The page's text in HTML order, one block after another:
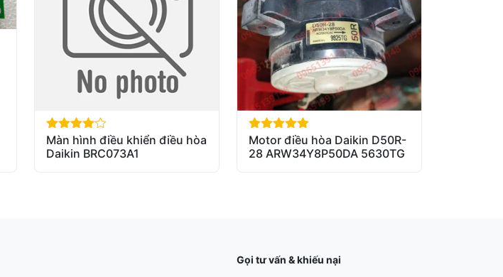
out of 5
Màn hình điều khiển điều hòa
Daikin BRC073A1
out of 5
Motor điều hòa Daikin D50R-
28 ARW34Y8P50DA 5630TG
Gọi tư vấn & khiếu nại